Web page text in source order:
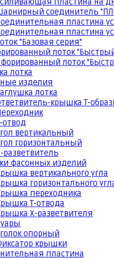
пластина на
соединитель
пластина
пластина
"Базовая серия"
лоток
лоток
лотка
изделия
лотка
крышка Т-
отвод
вертикальный
горизонтальный
разветвитель
фасонных изделий
вертикального угла
горизонтального
переходника
Т-отвода
Х-разветвителя
опорный
крышки
пластина